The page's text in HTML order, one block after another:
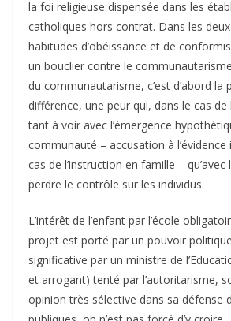
la foi religieuse dispensée dans les
catholiques hors contrat. Dans les
habitudes d’obéissance et de
un bouclier contre le
du communautarisme, c’est d’abord la
différence, une peur qui, dans le cas de
tant à voir avec l’émergence
communauté – accusation à
cas de l’instruction en famille – qu’avec
perdre le contrôle sur les individus.
L’intérêt de l’enfant par l’école
projet est porté par un pouvoir
significative par un ministre de
et arrogant) tenté par l’autoritarisme,
opinion très sélective dans sa défense